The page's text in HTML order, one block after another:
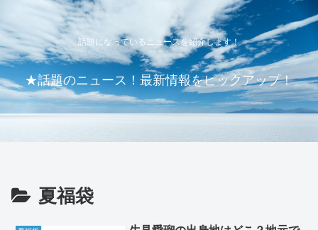
話題になっているニュースを紹介します！
★話題のニュース！最新情報をピックアップ！
夏福袋